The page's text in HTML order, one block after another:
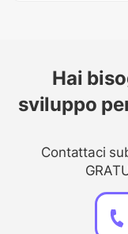
Hai
sviluppo
Contattaci